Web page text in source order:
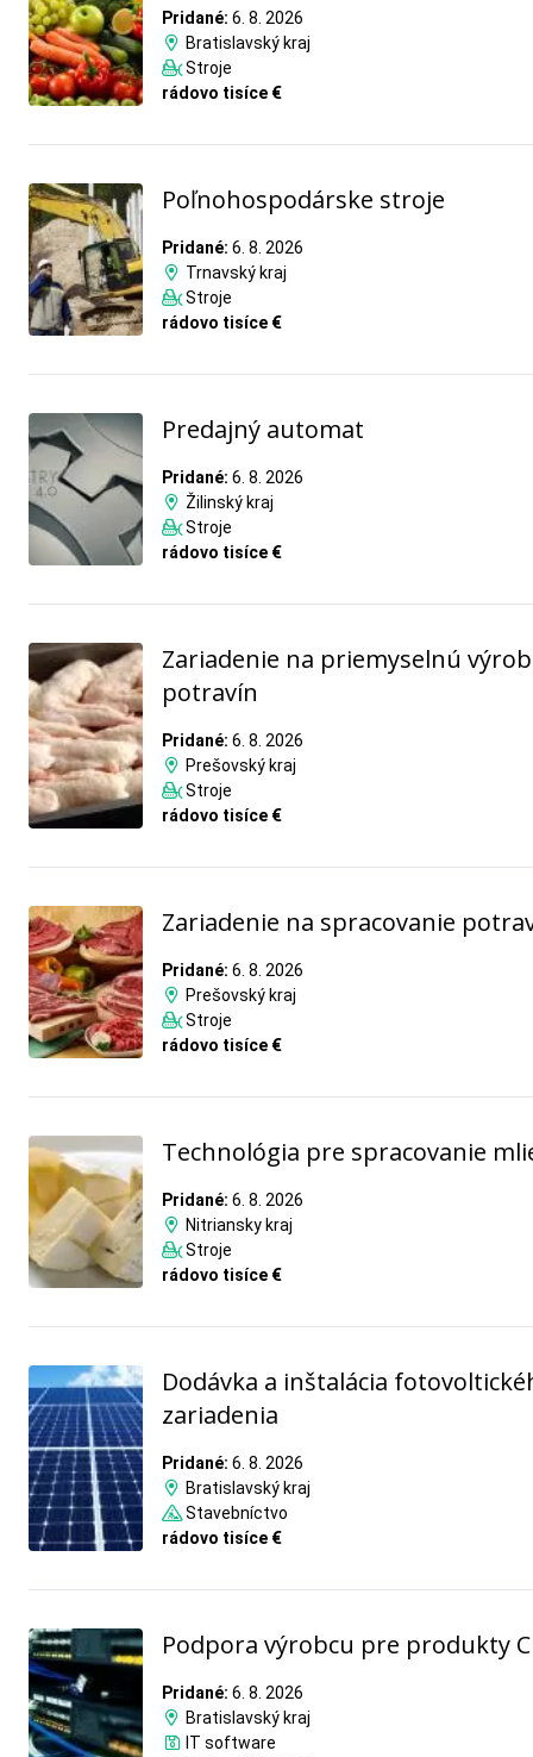
Pridané: 6. 8. 2026
Bratislavský kraj
Stroje
rádovo tisíce €
Poľnohospodárske stroje
Pridané: 6. 8. 2026
Trnavský kraj
Stroje
rádovo tisíce €
Predajný automat
Pridané: 6. 8. 2026
Žilinský kraj
Stroje
rádovo tisíce €
Zariadenie na priemyselnú
potravín
Pridané: 6. 8. 2026
Prešovský kraj
Stroje
rádovo tisíce €
Zariadenie na spracovanie
Pridané: 6. 8. 2026
Prešovský kraj
Stroje
rádovo tisíce €
Technológia pre spracovanie
Pridané: 6. 8. 2026
Nitriansky kraj
Stroje
rádovo tisíce €
Dodávka a inštalácia
zariadenia
Pridané: 6. 8. 2026
Bratislavský kraj
Stavebníctvo
rádovo tisíce €
Podpora výrobcu pre produkty
Pridané: 6. 8. 2026
Bratislavský kraj
IT software